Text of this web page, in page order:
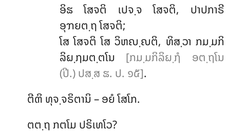
ອິຘໂສຈຕິ ເປຈ຺ຈ ໂສຈຕິ, ປາປກາຣີ
ອຸຠຍຕ຺ຖ ໂສຈຕິ;
ໂສ ໂສຈຕິ ໂສ ວິຫຎ຺ຎຕິ, ທິສ຺ວາ ກມ຺ມກິ
ລິຏ຺ຐມຕ຺ຕໂນ [ກມ຺ມກິລິຏ຺ຐໍ ອຕ຺ຖໂນ
(ປີ.) ປສ຺ສ ຘ. ປ. ໑໕].
ຕີຓິ ທຸຈ຺ຈຣິຕານິ – ອຍໍ ໂສໂກ.
ຕຕ຺ຖ ກຕໂມ ປຣິເທໂວ?